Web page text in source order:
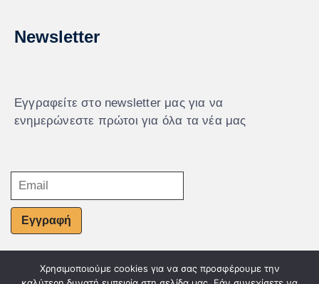
Newsletter
Εγγραφείτε στο newsletter μας για να
ενημερώνεστε πρώτοι για όλα τα νέα μας
Εγγραφή
Χρησιμοποιούμε cookies για να σας προσφέρουμε την